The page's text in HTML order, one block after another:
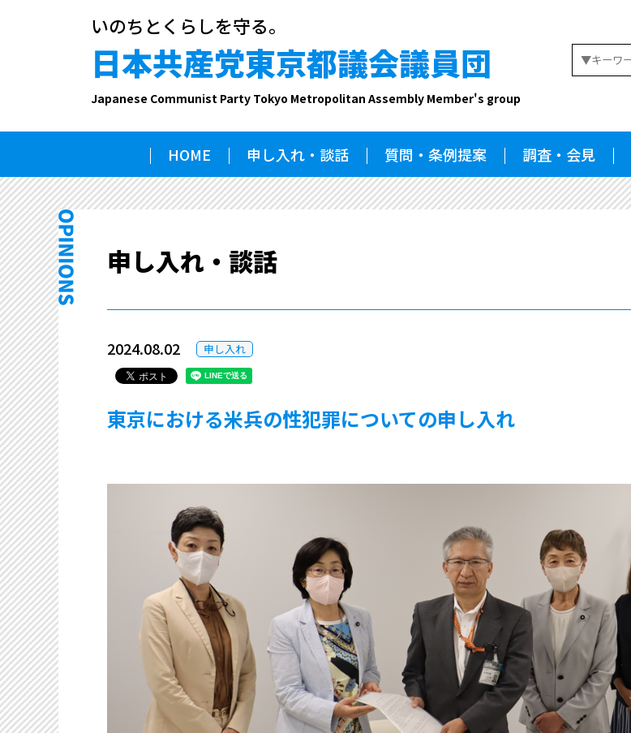
いのちとくらしを守る。
日本共産党東京都議会議員団
Japanese Communist Party Tokyo Metropolitan Assembly Member's group
HOME 申し入れ・談話 質問・条例提案 調査・会見
申し入れ・談話
2024.08.02 申し入れ
東京における米兵の性犯罪についての申し入れ